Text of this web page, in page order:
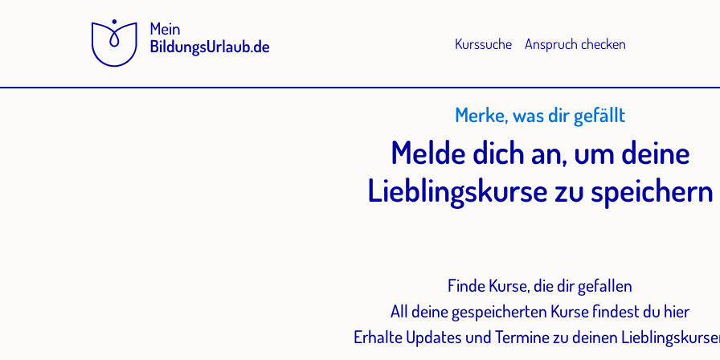
Kurssuche Anspruch checken
Merke, was dir gefällt
Melde dich an, um deine
Lieblingskurse zu speichern
Finde Kurse, die dir gefallen
All deine gespeicherten Kurse findest du hier
Erhalte Updates und Termine zu deinen